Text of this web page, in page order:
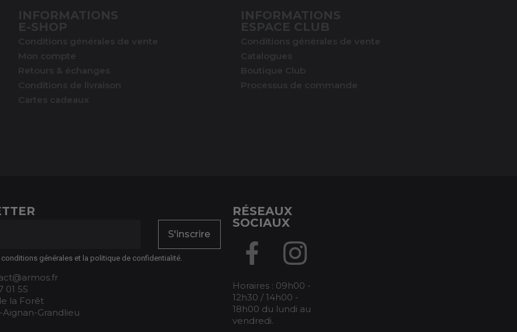
INFORMATIONS
E-SHOP
Conditions générales de vente
Mon compte
Retours & échanges
Conditions de livraison
Cartes cadeaux
INFORMATIONS
ESPACE CLUB
Conditions générales de vente
Catalogues
Boutique Club
Processus de commande
S'inscrire
générales et la politique de confidentialité.
01 55
la Forêt
Grandlieu
RÉSEAUX
SOCIAUX
Horaires : 09h00 -
12h30 / 14h00 -
18h00 du lundi au
vendredi.